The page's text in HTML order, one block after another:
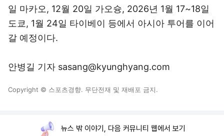
일 마카오, 12월 20일 가오슝, 2026년 1월 17~18일
도쿄, 1월 24일 타이베이 등에서 아시아 투어를 이어
갈 예정이다.
안병길 기자 sasang@kyunghyang.com
Copyright © 스포츠경향. 무단전재 및 재배포 금지.
뉴스 밖 이야기, 다음 커뮤니티 웹에서 보기